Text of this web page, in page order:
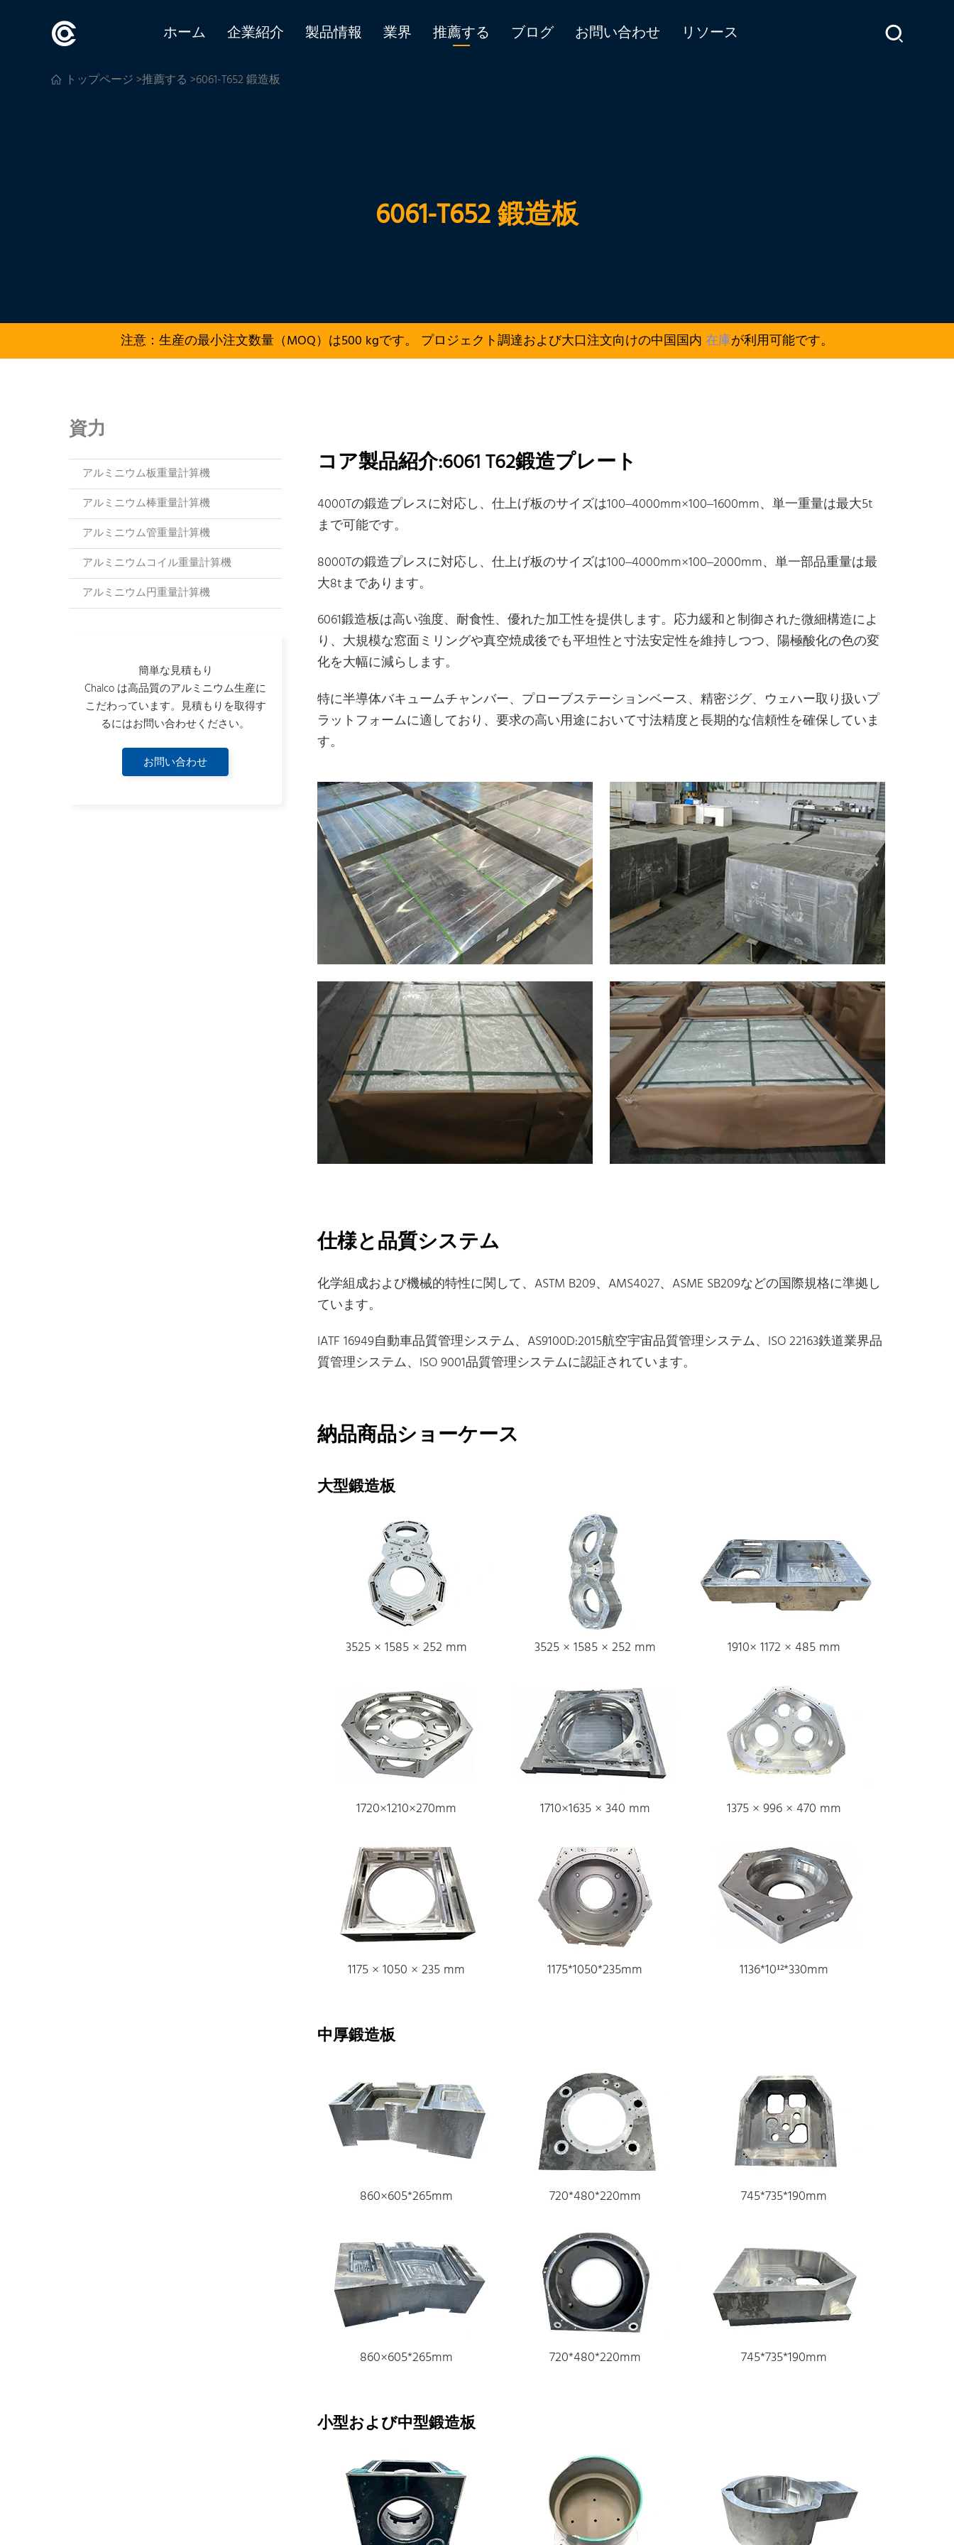
ホーム 企業紹介 製品情報 業界 推薦する ブログ お問い合わせ リソース
トップページ>推薦する >6061-T652 鍛造板
6061-T652 鍛造板
注意：生産の最小注文数量（MOQ）は500 kgです。 プロジェクト調達および大口注文向けの中国国内 在庫が利用可能です。
資力
アルミニウム板重量計算機
アルミニウム棒重量計算機
アルミニウム管重量計算機
アルミニウムコイル重量計算機
アルミニウム円重量計算機
簡単な見積もり
Chalco は高品質のアルミニウム生産に
こだわっています。見積もりを取得す
るにはお問い合わせください。
お問い合わせ
コア製品紹介:6061 T62鍛造プレート
4000Tの鍛造プレスに対応し、仕上げ板のサイズは100–4000mm×100–1600mm、単一重量は最大5t
まで可能です。
8000Tの鍛造プレスに対応し、仕上げ板のサイズは100–4000mm×100–2000mm、単一部品重量は最
大8tまであります。
6061鍛造板は高い強度、耐食性、優れた加工性を提供します。応力緩和と制御された微細構造によ
り、大規模な窓面ミリングや真空焼成後でも平坦性と寸法安定性を維持しつつ、陽極酸化の色の変
化を大幅に減らします。
特に半導体バキュームチャンバー、プローブステーションベース、精密ジグ、ウェハー取り扱いプ
ラットフォームに適しており、要求の高い用途において寸法精度と長期的な信頼性を確保していま
す。
仕様と品質システム
化学組成および機械的特性に関して、ASTM B209、AMS4027、ASME SB209などの国際規格に準拠し
ています。
IATF 16949自動車品質管理システム、AS9100D:2015航空宇宙品質管理システム、ISO 22163鉄道業界品
質管理システム、ISO 9001品質管理システムに認証されています。
納品商品ショーケース
大型鍛造板
3525 × 1585 × 252 mm 3525 × 1585 × 252 mm 1910× 1172 × 485 mm
1720×1210×270mm 1710×1635 × 340 mm 1375 × 996 × 470 mm
1175 × 1050 × 235 mm 1175*1050*235mm 1136*10¹²*330mm
中厚鍛造板
860×605*265mm 720*480*220mm 745*735*190mm
860×605*265mm 720*480*220mm 745*735*190mm
小型および中型鍛造板